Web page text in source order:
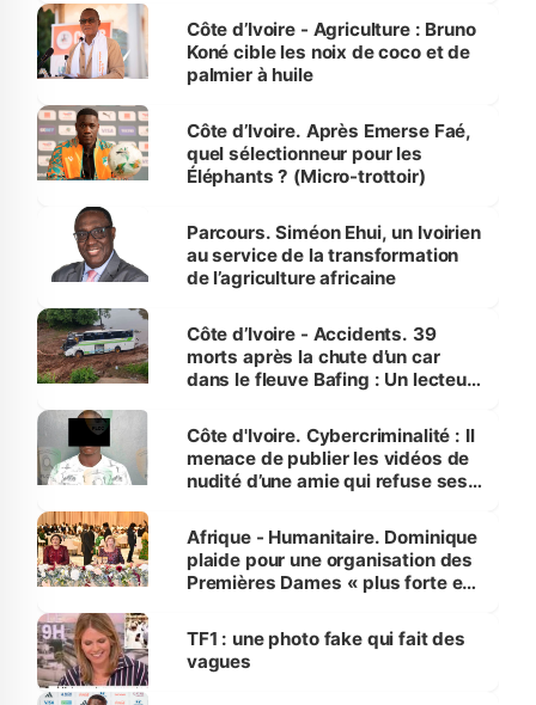
Côte d’Ivoire - Agriculture : Bruno
Koné cible les noix de coco et de
palmier à huile
Côte d’Ivoire. Après Emerse Faé,
quel sélectionneur pour les
Éléphants ? (Micro-trottoir)
Parcours. Siméon Ehui, un Ivoirien
au service de la transformation
de l’agriculture africaine
Côte d’Ivoire - Accidents. 39
morts après la chute d’un car
dans le fleuve Bafing : Un lecteur
des Transports
Côte d'Ivoire. Cybercriminalité : Il
menace de publier les vidéos de
nudité d’une amie qui refuse ses
Afrique - Humanitaire. Dominique
plaide pour une organisation des
Premières Dames « plus forte et
sur la scène internationale »
TF1 : une photo fake qui fait des
vagues